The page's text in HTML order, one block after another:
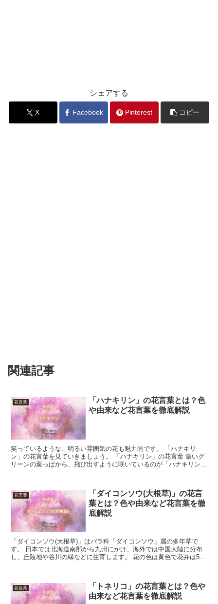
シェアする
X Facebook Pinterest コピー
関連記事
花言葉
「ハナキリン」の花言葉とは？色
や由来など花言葉を徹底解説
笑っているような、明るい雰囲気の花も魅力的です。 「ハナキリ
ン」の花言葉を見ていきましょう。 「ハナキリン」の花言葉 濃いグ
リーンの葉っぱから、飛び出すように咲いているのが「ハナキリン」
花言葉
「ダイコンソウ(大根草)」の花言
葉とは？色や由来など花言葉を徹
底解説
「ダイコンソウ(大根草)」はバラ科「ダイコンソウ」属の多年草で
す。 日本では北海道南部から九州にかけ、海外では中国大陸に分布
し、丘陵地や谷川の縁などに生育します。 花の色は黄色で花弁は5
花言葉
「トネリコ」の花言葉とは？色や
由来など花言葉を徹底解説